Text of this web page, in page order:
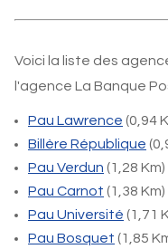
Voici la liste des
l'agence La Banque
Pau Lawrence (0,94
Billère République
Pau Verdun (1,28 Km)
Pau Carnot (1,38 Km)
Pau Université (1,71
Pau Bosquet (1,85